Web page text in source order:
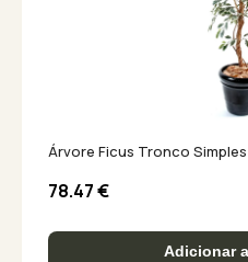
Árvore Ficus Tronco
78.47€
Adicionar